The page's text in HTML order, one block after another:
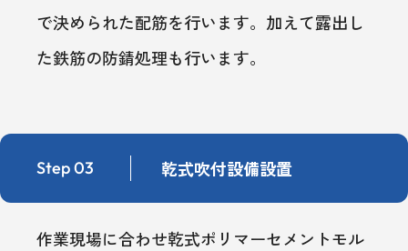
で決められた配筋を行います。加えて露出し
た鉄筋の防錆処理も行います。
Step 03 乾式吹付設備設置
作業現場に合わせ乾式ポリマーセメントモル